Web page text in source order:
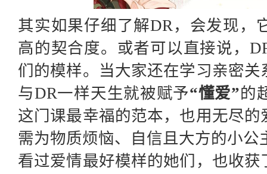
其实如果仔细了解DR，会发现，
高的契合度。或者可以直接说，
们的模样。当大家还在学习亲密
与DR一样天生就被赋予“懂爱”的
这门课最幸福的范本，也用无尽
需为物质烦恼、自信且大方的小公
看过爱情最好模样的她们，也收